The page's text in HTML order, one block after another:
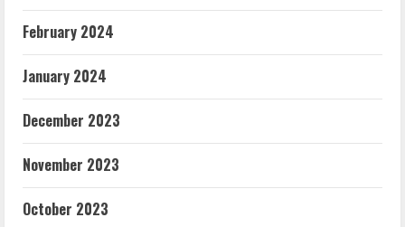
February 2024
January 2024
December 2023
November 2023
October 2023